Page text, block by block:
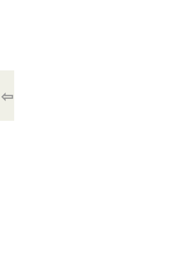
⇦